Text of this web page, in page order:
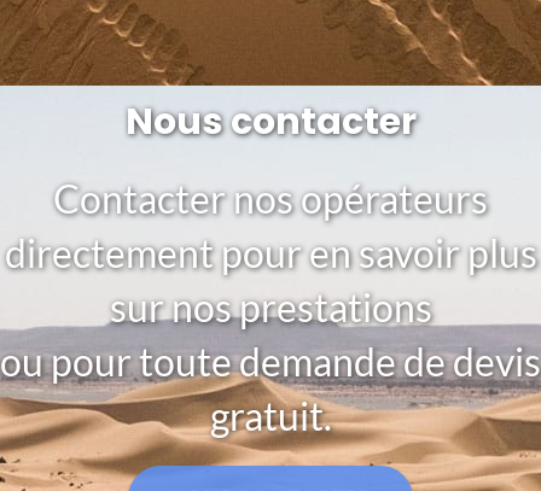
Nous contacter
Contacter nos opérateurs
directement pour en savoir plus
sur nos prestations
ou pour toute demande de devis
gratuit.